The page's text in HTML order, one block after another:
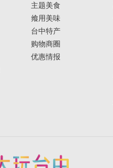
主题美食
飨用美味
台中特产
购物商圈
优惠情报